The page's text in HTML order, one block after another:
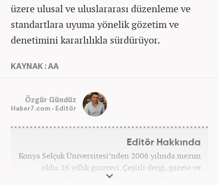
üzere ulusal ve uluslararası düzenleme ve
standartlara uyuma yönelik gözetim ve
denetimini kararlılıkla sürdürüyor.
KAYNAK : AA
Özgür Gündüz
Haber7.com - Editör
Editör Hakkında
Konya Selçuk Üniversitesi’nden 2006 yılında mezun
oldu. 16 yıllık gazeteci. Çeşitli dergi, gazete ve
ajanslarda görev aldıktan sonra 2011 yılında